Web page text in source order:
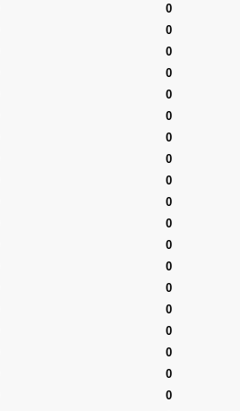
0
0
0
0
0
0
0
0
0
0
0
0
0
0
0
0
0
0
0